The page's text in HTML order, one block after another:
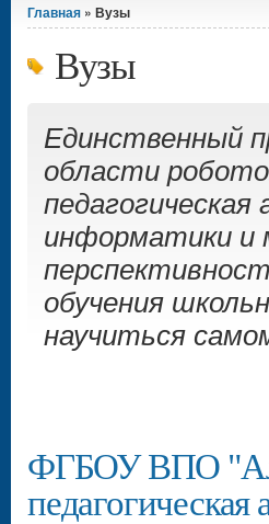
Вы здесь
Главная » Вузы
Вузы
Единственный
области
информатики и
обучения
научиться
ФГБОУ ВПО
педагогическая